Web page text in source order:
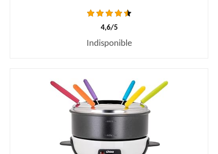
4,6/5
Indisponible